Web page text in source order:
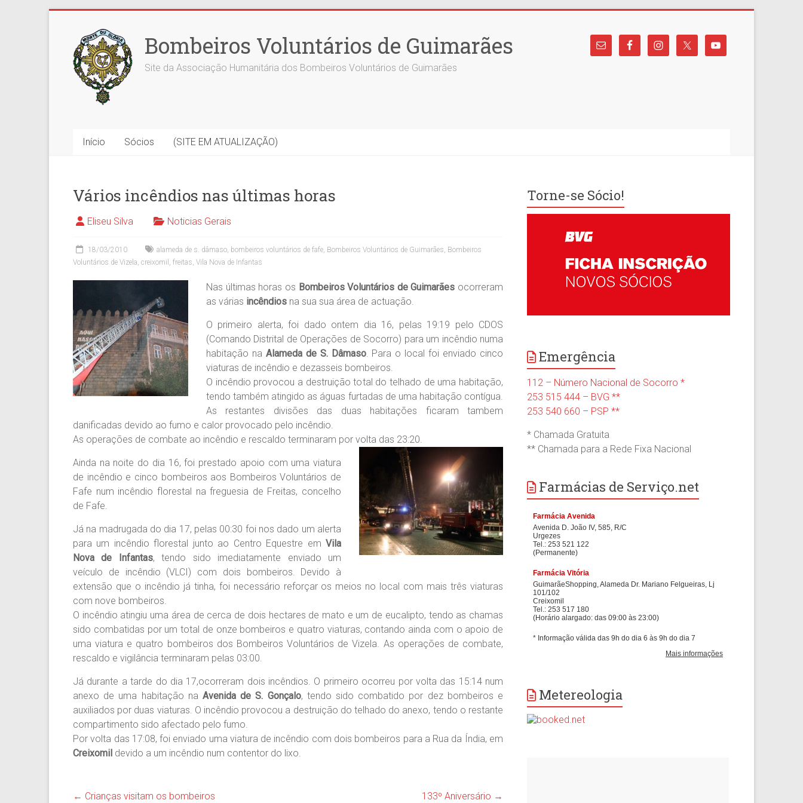
content
Bombeiros Voluntários de Guimarães
Site da Associação Humanitária dos Bombeiros Voluntários de Guimarães
Início Sócios (SITE EM ATUALIZAÇÃO)
Vários incêndios nas últimas horas
Eliseu Silva Noticias Gerais
18/03/2010 alameda de s. dâmaso, bombeiros voluntários de fafe, Bombeiros Voluntários de Guimarães, Bombeiros
Voluntários de Vizela, creixomil , freitas, Vila Nova de Infantas
Nas últimas horas os Bombeiros Voluntários de Guimarães ocorreram
as várias incêndios na sua sua área de actuação.
O primeiro alerta, foi dado ontem dia 16, pelas 19:19 pelo CDOS
(Comando Distrital de Operações de Socorro) para um incêndio numa
habitação na Alameda de S. Dâmaso. Para o local foi enviado cinco
viaturas de incêndio e dezasseis bombeiros.
O incêndio provocou a destruição total do telhado de uma habitação,
tendo também atingido as águas furtadas de uma habitação contígua.
As restantes divisões das duas habitações ficaram tambem
danificadas devido ao fumo e calor provocado pelo incêndio.
As operações de combate ao incêndio e rescaldo terminaram por volta das 23:20.
Ainda na noite do dia 16, foi prestado apoio com uma viatura
de incêndio e cinco bombeiros aos Bombeiros Voluntários de
Fafe num incêndio florestal na freguesia de Freitas, concelho
de Fafe.
Já na madrugada do dia 17, pelas 00:30 foi nos dado um alerta
para um incêndio florestal junto ao Centro Equestre em Vila
Nova de Infantas, tendo sido imediatamente enviado um
veículo de incêndio (VLCI) com dois bombeiros. Devido à
extensão que o incêndio já tinha, foi necessário reforçar os meios no local com mais três viaturas
com nove bombeiros.
O incêndio atingiu uma área de cerca de dois hectares de mato e um de eucalipto, tendo as chamas
sido combatidas por um total de onze bombeiros e quatro viaturas, contando ainda com o apoio de
uma viatura e quatro bombeiros dos Bombeiros Voluntários de Vizela. As operações de combate,
rescaldo e vigilância terminaram pelas 03:00.
Já durante a tarde do dia 17,ocorreram dois incêndios. O primeiro ocorreu por volta das 15:14 num
anexo de uma habitação na Avenida de S. Gonçalo, tendo sido combatido por dez bombeiros e
auxiliados por duas viaturas. O incêndio provocou a destruição do telhado do anexo, tendo o restante
compartimento sido afectado pelo fumo.
Por volta das 17:08, foi enviado uma viatura de incêndio com dois bombeiros para a Rua da Índia, em
Creixomil devido a um incêndio num contentor do lixo.
← Crianças visitam os bombeiros 133º Aniversário →
Torne-se Sócio!
Emergência
112 – Número Nacional de Socorro *
253 515 444 – BVG **
253 540 660 – PSP **
* Chamada Gratuita
** Chamada para a Rede Fixa Nacional
Farmácias de Serviço.net
Metereologia